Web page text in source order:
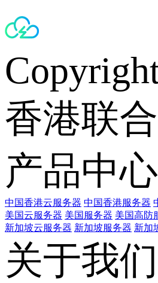
香港联
产品中心
中国香港云服务器 中国香港服务器
美国云服务器 美国服务器 美国高防
新加坡云服务器 新加坡服务器 新加
关于我们